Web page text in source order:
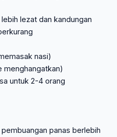
lezat dan kandungan
nasi)
untuk 2-4 orang
panas berlebih